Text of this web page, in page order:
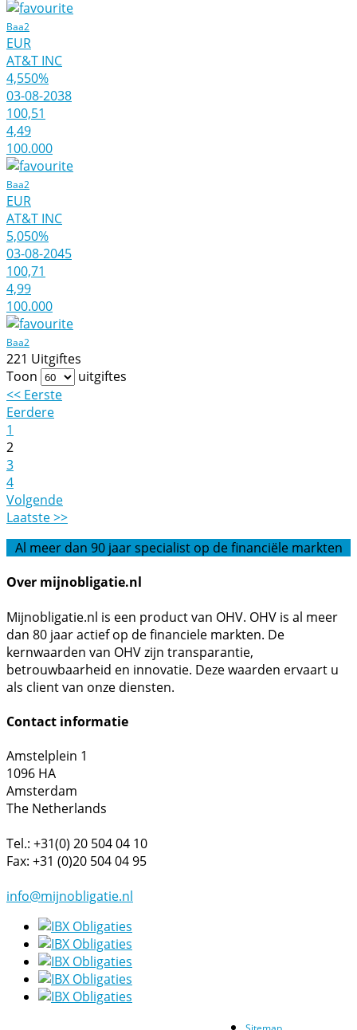
Baa2
EUR
AT&T INC
4,550%
03-08-2038
100,51
4,49
100.000
Baa2
EUR
AT&T INC
5,050%
03-08-2045
100,71
4,99
100.000
Baa2
221 Uitgiftes
Toon
uitgiftes
<< Eerste
Eerdere
1
2
3
4
Volgende
Laatste >>
Al meer dan 90 jaar specialist op de financiële markten
Over mijnobligatie.nl
Mijnobligatie.nl is een product van OHV. OHV is al meer
dan 80 jaar actief op de financiele markten. De
kernwaarden van OHV zijn transparantie,
betrouwbaarheid en innovatie. Deze waarden ervaart u
als client van onze diensten.
Contact informatie
Amstelplein 1
1096 HA
Amsterdam
The Netherlands
Tel.: +31(0) 20 504 04 10
Fax: +31 (0)20 504 04 95
info@mijnobligatie.nl